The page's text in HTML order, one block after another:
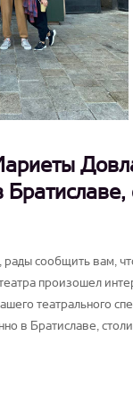
Братиславе,
сообщить вам,
произошел
театрального
в Братиславе,